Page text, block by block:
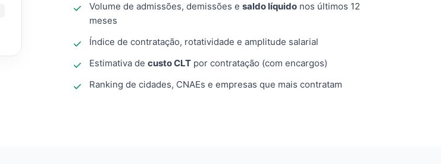
Volume de admissões, demissões e saldo líquido nos últimos 12
meses
Índice de contratação, rotatividade e amplitude salarial
Estimativa de custo CLT por contratação (com encargos)
Ranking de cidades, CNAEs e empresas que mais contratam